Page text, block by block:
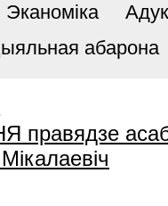
Эканоміка
абарона